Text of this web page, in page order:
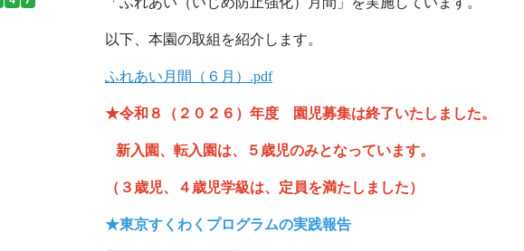
以下、本園の取組を紹介します。
ふれあい月間（６月）.pdf
★令和８（２０２６）年度 園児募集は終了いたしました。
新入園、転入園は、５歳児のみとなっています。
（３歳児、４歳児学級は、定員を満たしました）
★東京すくわくプログラムの実践報告